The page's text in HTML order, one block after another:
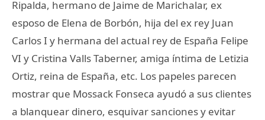
Ripalda, hermano de Jaime de Marichalar, ex
esposo de Elena de Borbón, hija del ex rey Juan
Carlos I y hermana del actual rey de España Felipe
VI y Cristina Valls Taberner, amiga íntima de Letizia
Ortiz, reina de España, etc. Los papeles parecen
mostrar que Mossack Fonseca ayudó a sus clientes
a blanquear dinero, esquivar sanciones y evitar